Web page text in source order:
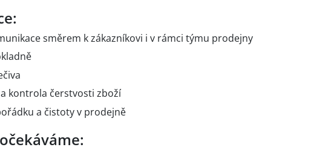
směrem k zákazníkovi i v rámci týmu prodejny
kontrola čerstvosti zboží
a čistoty v prodejně